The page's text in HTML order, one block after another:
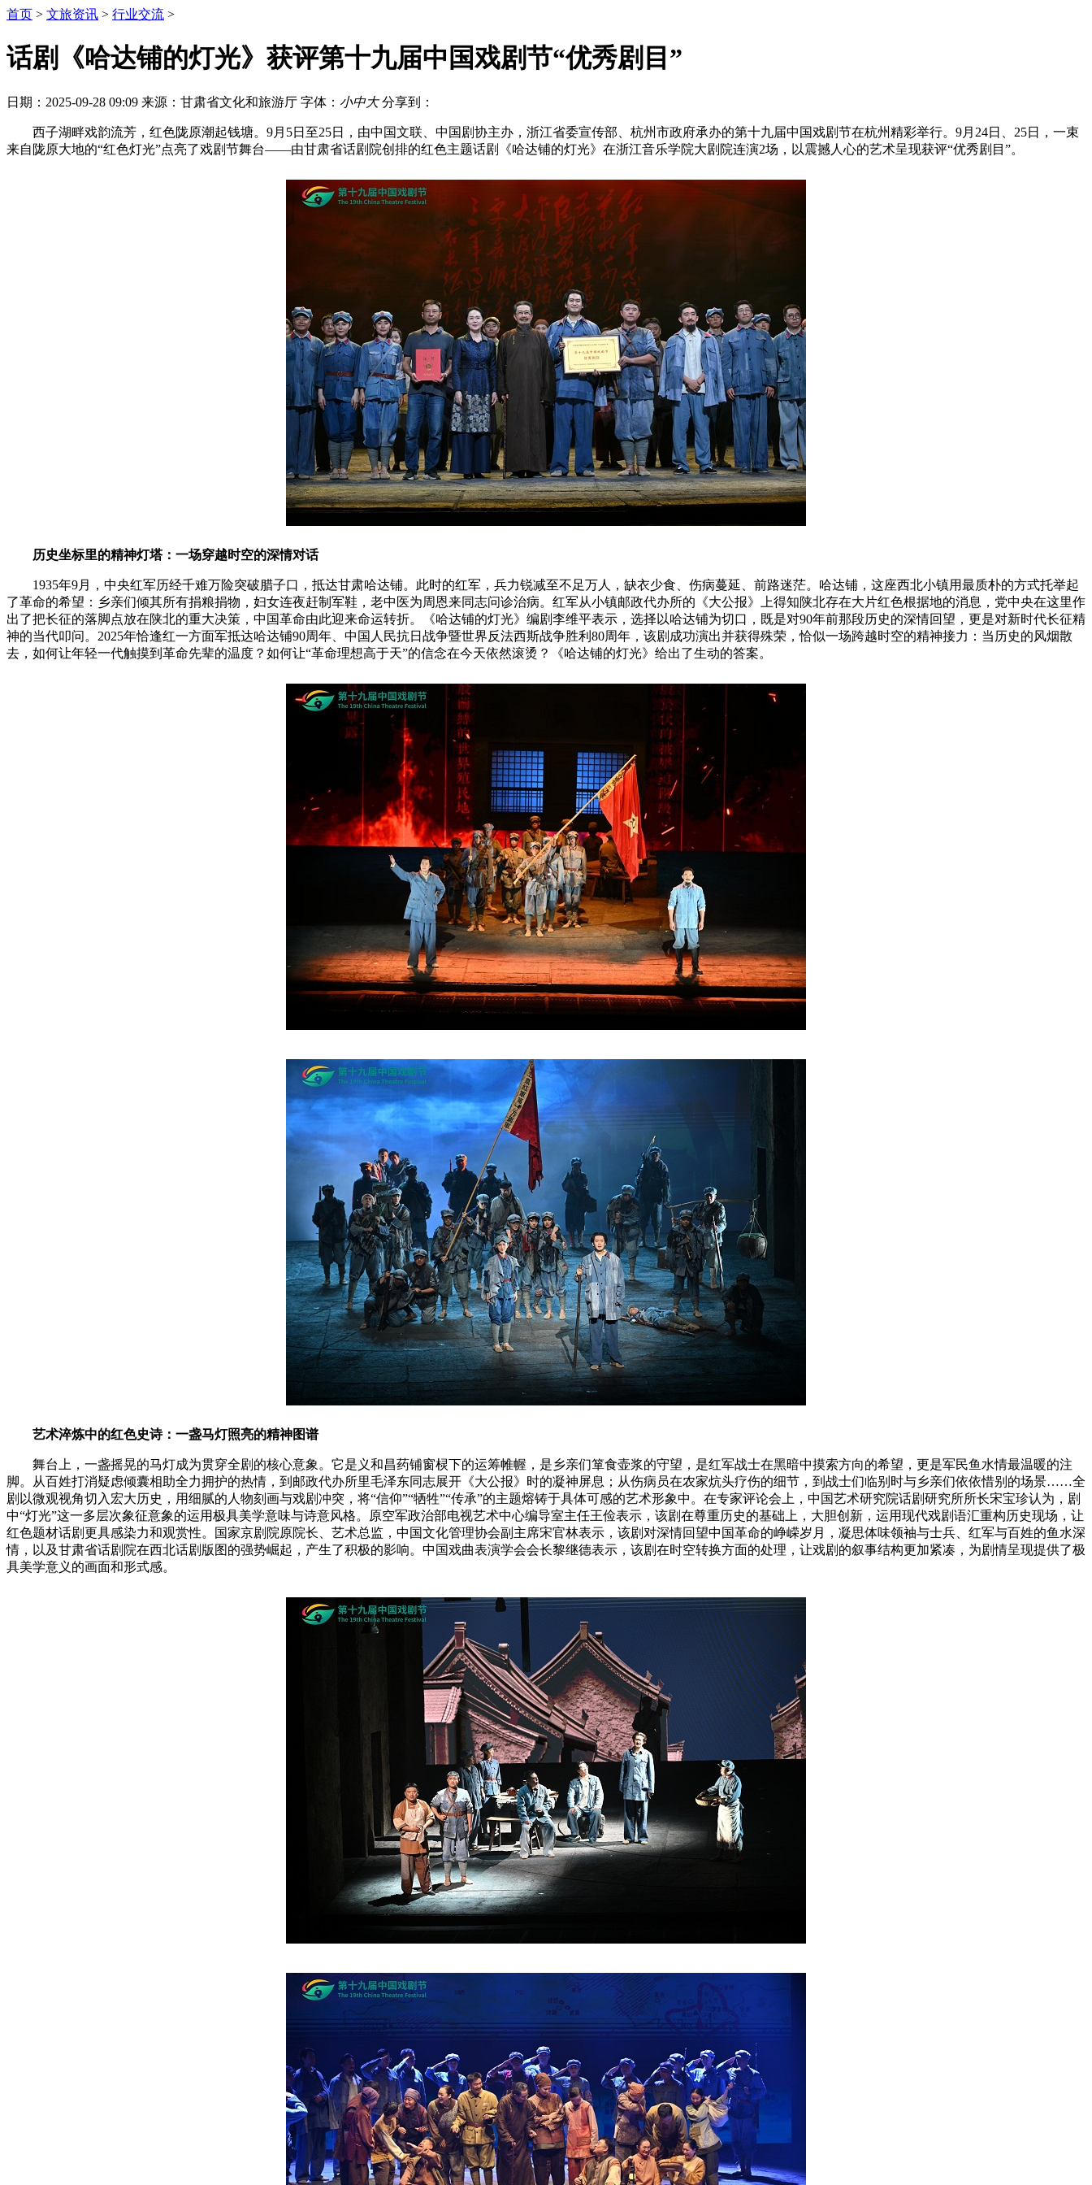
首页 > 文旅资讯 > 行业交流 >
话剧《哈达铺的灯光》获评第十九届中国戏剧节“优秀剧目”
日期：2025-09-28 09:09 来源：甘肃省文化和旅游厅 字体： 小中大 分享到：
西子湖畔戏韵流芳，红色陇原潮起钱塘。9月5日至25日，由中国文联、中国剧协主办，浙江省委宣传部、杭州市政府承办的第十九届中国戏剧节在杭州精彩举行。9月24日、25日，一束
来自陇原大地的“红色灯光”点亮了戏剧节舞台——由甘肃省话剧院创排的红色主题话剧《哈达铺的灯光》在浙江音乐学院大剧院连演2场，以震撼人心的艺术呈现获评“优秀剧目”。
历史坐标里的精神灯塔：一场穿越时空的深情对话
1935年9月，中央红军历经千难万险突破腊子口，抵达甘肃哈达铺。此时的红军，兵力锐减至不足万人，缺衣少食、伤病蔓延、前路迷茫。哈达铺，这座西北小镇用最质朴的方式托举起
了革命的希望：乡亲们倾其所有捐粮捐物，妇女连夜赶制军鞋，老中医为周恩来同志问诊治病。红军从小镇邮政代办所的《大公报》上得知陕北存在大片红色根据地的消息，党中央在这里作
出了把长征的落脚点放在陕北的重大决策，中国革命由此迎来命运转折。《哈达铺的灯光》编剧李维平表示，选择以哈达铺为切口，既是对90年前那段历史的深情回望，更是对新时代长征精
神的当代叩问。2025年恰逢红一方面军抵达哈达铺90周年、中国人民抗日战争暨世界反法西斯战争胜利80周年，该剧成功演出并获得殊荣，恰似一场跨越时空的精神接力：当历史的风烟散
去，如何让年轻一代触摸到革命先辈的温度？如何让“革命理想高于天”的信念在今天依然滚烫？《哈达铺的灯光》给出了生动的答案。
艺术淬炼中的红色史诗：一盏马灯照亮的精神图谱
舞台上，一盏摇晃的马灯成为贯穿全剧的核心意象。它是义和昌药铺窗棂下的运筹帷幄，是乡亲们箪食壶浆的守望，是红军战士在黑暗中摸索方向的希望，更是军民鱼水情最温暖的注
脚。从百姓打消疑虑倾囊相助全力拥护的热情，到邮政代办所里毛泽东同志展开《大公报》时的凝神屏息；从伤病员在农家炕头疗伤的细节，到战士们临别时与乡亲们依依惜别的场景……全
剧以微观视角切入宏大历史，用细腻的人物刻画与戏剧冲突，将“信仰”“牺牲”“传承”的主题熔铸于具体可感的艺术形象中。在专家评论会上，中国艺术研究院话剧研究所所长宋宝珍认为，剧
中“灯光”这一多层次象征意象的运用极具美学意味与诗意风格。原空军政治部电视艺术中心编导室主任王俭表示，该剧在尊重历史的基础上，大胆创新，运用现代戏剧语汇重构历史现场，让
红色题材话剧更具感染力和观赏性。国家京剧院原院长、艺术总监，中国文化管理协会副主席宋官林表示，该剧对深情回望中国革命的峥嵘岁月，凝思体味领袖与士兵、红军与百姓的鱼水深
情，以及甘肃省话剧院在西北话剧版图的强势崛起，产生了积极的影响。中国戏曲表演学会会长黎继德表示，该剧在时空转换方面的处理，让戏剧的叙事结构更加紧凑，为剧情呈现提供了极
具美学意义的画面和形式感。